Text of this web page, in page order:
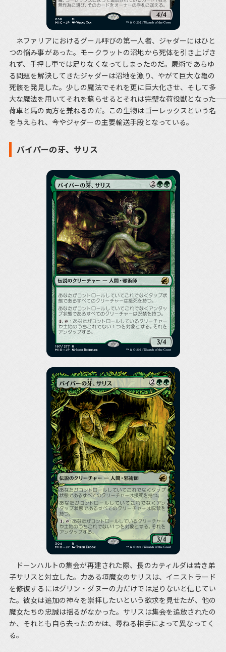
ネファリアにおけるグール呼びの第一人者、ジャダーにはひと
つの悩み事があった。モークラットの沼地から死体を引き上げき
れず、手押し車では足りなくなってしまったのだ。屍術であらゆ
る問題を解決してきたジャダーは沼地を漁り、やがて巨大な亀の
死骸を発見した。少しの魔法でそれを更に巨大化させ、そして多
大な魔法を用いてそれを蘇らせるとそれは完璧な荷役獣となった――
荷車と馬の両方を兼ねるのだ。この生物はゴーレックスという名
を与えられ、今やジャダーの主要輸送手段となっている。
バイパーの牙、サリス
ドーンハルトの集会が再建された際、長のカティルダは若き弟
子サリスと対立した。力ある垣魔女のサリスは、イニストラード
を修復するにはグリン・ダヌーの力だけでは足りないと信じてい
た。彼女は追加の神々を崇拝したいという欲求を見せたが、他の
魔女たちの忠誠は揺るがなかった。サリスは集会を追放されたの
か、それとも自ら去ったのかは、尋ねる相手によって異なってく
る。